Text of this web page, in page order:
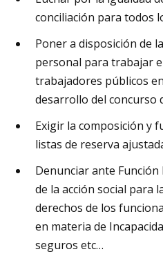
conciliación para todos
Poner a disposición de
personal para trabajar
trabajadores públicos
desarrollo del concurso
Exigir la composición y
listas de reserva
Denunciar ante
de la acción social para
derechos de los
en materia de
seguros etc…